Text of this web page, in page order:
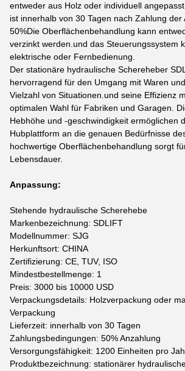
entweder aus Holz oder individuell
ist innerhalb von 30 Tagen nach Zahlung der
50%Die Oberflächenbehandlung kann
verzinkt werden.und das Steuerungssystem
elektrische oder Fernbedienung.
Der stationäre hydraulische Schereheber
hervorragend für den Umgang mit Waren
Vielzahl von Situationen.und seine Effizienz
optimalen Wahl für Fabriken und Garagen.
Hebhöhe und -geschwindigkeit ermöglichen
Hubplattform an die genauen Bedürfnisse
hochwertige Oberflächenbehandlung sorgt
Lebensdauer.
Anpassung:
Stehende hydraulische Scherehebe
Markenbezeichnung: SDLIFT
Modellnummer: SJG
Herkunftsort: CHINA
Zertifizierung: CE, TUV, ISO
Mindestbestellmenge: 1
Preis: 3000 bis 10000 USD
Verpackungsdetails: Holzverpackung oder
Verpackung
Lieferzeit: innerhalb von 30 Tagen
Zahlungsbedingungen: 50% Anzahlung
Versorgungsfähigkeit: 1200 Einheiten pro
Produktbezeichnung: stationärer